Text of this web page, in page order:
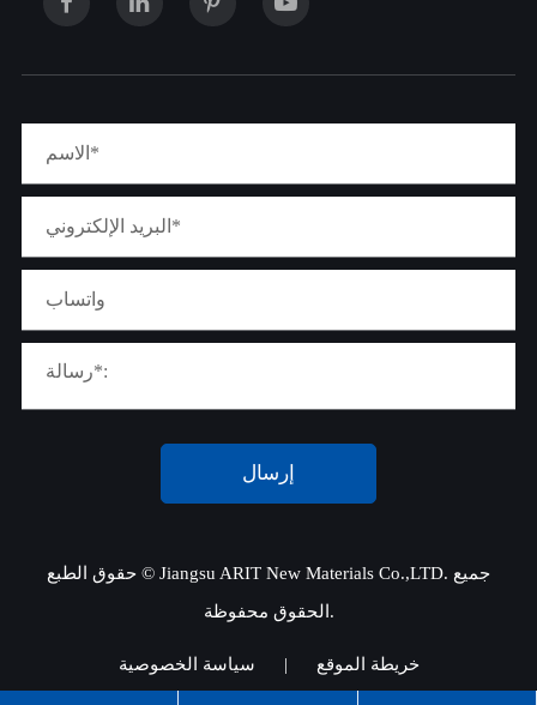
إرسال
حقوق الطبع © Jiangsu ARIT New Materials Co.,LTD. جميع
الحقوق محفوظة.
خريطة الموقع | سياسة الخصوصية